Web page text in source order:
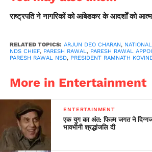
राष्ट्रपति ने नागरिकों को आंबेडकर के आदर्शों को
RELATED TOPICS: ARJUN DEO CHARAN,
NDS CHIEF, PARESH RAWAL, PARESH RAWAL
PARESH RAWAL NSD, PRESIDENT RAMNATH
More in Entertainment
ENTERTAINMENT
एक युग का अंत: फिल्म जगत ने दिग्गज
भावभीनी श्रद्धांजलि दी